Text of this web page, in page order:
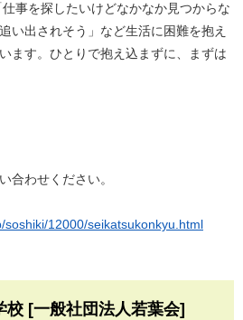
事を探したいけどなかなか見つからな
い出されそう」など生活に困難を抱え
ます。ひとりで抱え込まずに、まずは
わせください。
soshiki/12000/seikatsukonkyu.html
校 [一般社団法人若葉会]